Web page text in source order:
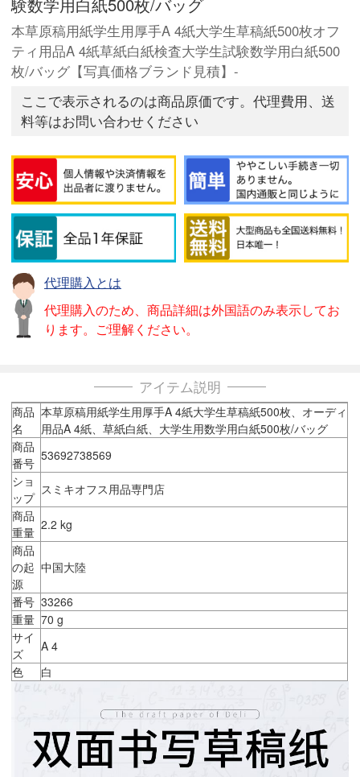
本草原稿用紙学生用厚手A 4紙大学生草稿紙500枚オフ
ティ用品A 4紙草紙白紙検査大学生試験数学用白紙500
枚/バッグ【写真価格ブランド見積】-
ここで表示されるのは商品原価です。代理費用、送
料等はお問い合わせください
代理購入とは
代理購入のため、商品詳細は外国語のみ表示してお
ります。ご理解ください。
アイテム説明
商品
名
本草原稿用紙学生用厚手A 4紙大学生草稿紙500枚、オーディ
用品A 4紙、草紙白紙、大学生用数学用白紙500枚/バッグ
商品
番号 53692738569
ショ
ップ
スミキオフス用品専門店
商品
重量 2.2 kg
商品
の起
源
中国大陸
番号 33266
重量 70 g
サイ
ズ
A 4
色
白